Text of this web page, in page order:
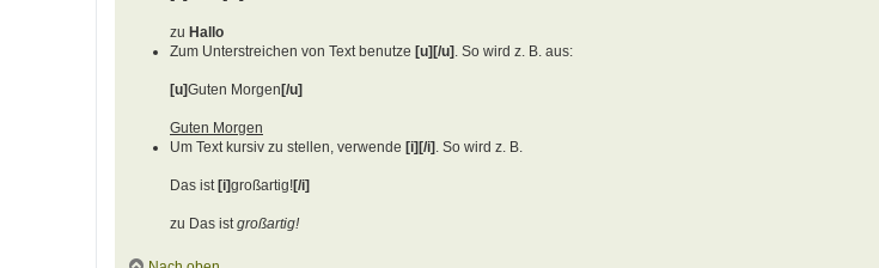
zu Hallo
Zum Unterstreichen von Text benutze [u][/u] . So wird z. B. aus:
[u]Guten Morgen[/u]
Guten Morgen
Um Text kursiv zu stellen, verwende [i][/i] . So wird z. B.
Das ist [i]großartig![/i]
zu Das ist großartig!